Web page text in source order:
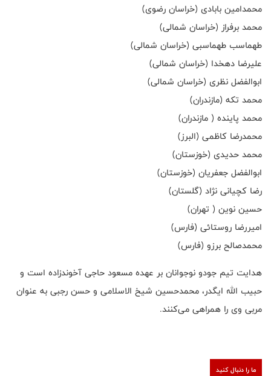
محمدامین بابادی (خراسان رضوی)
محمد برفراز (خراسان شمالی)
طهماسب طهماسبی (خراسان شمالی)
علیرضا دهخدا (خراسان شمالی)
ابوالفضل نظری (خراسان شمالی)
محمد تکه (مازندران)
محمد پاینده ( مازندران)
محمدرضا کاظمی (البرز)
محمد حدیدی (خوزستان)
ابوالفضل جعفریان (خوزستان)
رضا کچیانی نژاد (گلستان)
حسین نوین ( تهران)
امیررضا روستائی (فارس)
محمدصالح برزو (فارس)
هدایت تیم جودو نوجوانان بر عهده مسعود حاجی آخوندزاده است و
حبیب الله ایگدر، محمدحسین شیخ الاسلامی و حسن رجبی به عنوان
مربی وی را همراهی می‌کنند.
ما را دنبال کنید